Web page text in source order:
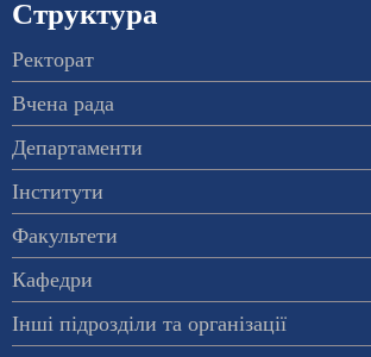
Структура
Ректорат
Вчена рада
Департаменти
Інститути
Факультети
Кафедри
Інші підрозділи та організації